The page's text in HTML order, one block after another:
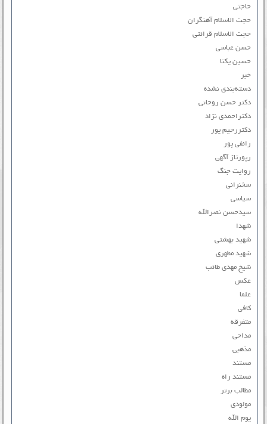
حاجتی
حجت الاسلام آهنگران
حجت الاسلام قرائتی
حسن عباسی
حسین یکتا
خبر
دسته‌بندی نشده
دکتر حسن روحانی
دکتراحمدی نژاد
دکتررحیم پور
رائفی پور
رپورتاژ آگهی
روایت جنگ
سخنرانی
سیاسی
سیدحسن نصرالله
شهدا
شهید بهشتی
شهید مطهری
شیخ مهدی طائب
عکس
علما
کافی
متفرقه
مداحی
مذهبی
مستند
مستند راه
مطالب برتر
مولودی
یوم الله